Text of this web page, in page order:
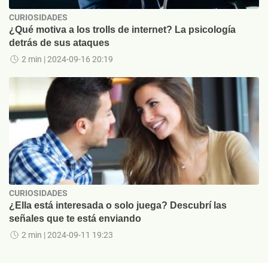
CURIOSIDADES
¿Qué motiva a los trolls de internet? La psicología
detrás de sus ataques
2 min | 2024-09-16 20:19
CURIOSIDADES
¿Ella está interesada o solo juega? Descubrí las
señales que te está enviando
2 min | 2024-09-11 19:23